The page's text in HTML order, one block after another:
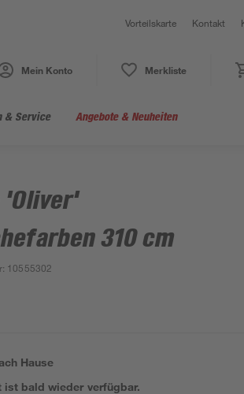
Vorteilskarte Kontakt
Mein Konto Merkliste
& Service Angebote & Neuheiten
'Oliver'
310 cm
: 10555302
Hause
ist bald wieder verfügbar.